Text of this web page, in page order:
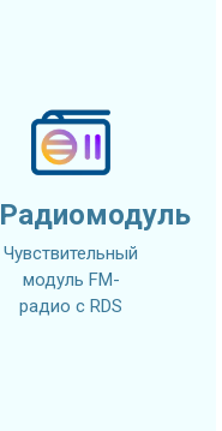
Радиомодуль
Чувствительный
модуль FM-
радио с RDS